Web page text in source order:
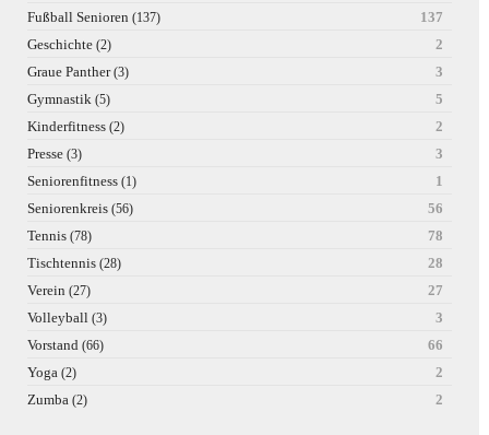
Fußball Senioren (137)
137
Geschichte (2)
2
Graue Panther(3)
3
Gymnastik (5)
5
Kinderfitness (2)
2
Presse (3)
3
Seniorenfitness (1)
1
Seniorenkreis (56)
56
Tennis (78)
78
Tischtennis (28)
28
Verein (27)
27
Volleyball (3)
3
Vorstand (66)
66
Yoga (2)
2
Zumba (2) 2